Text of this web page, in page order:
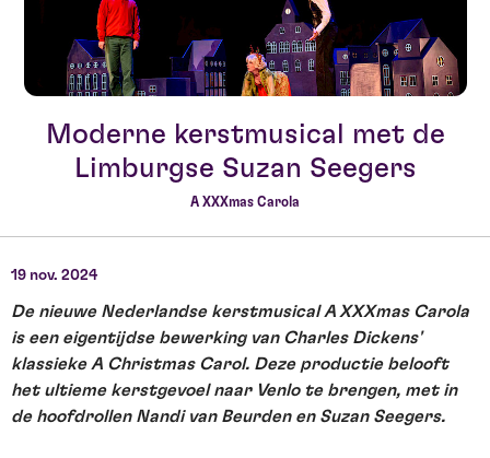
Moderne kerstmusical met de
Limburgse Suzan Seegers
A XXXmas Carola
19 nov. 2024
De nieuwe Nederlandse kerstmusical A XXXmas Carola
is een eigentijdse bewerking van Charles Dickens'
klassieke A Christmas Carol. Deze productie belooft
het ultieme kerstgevoel naar Venlo te brengen, met in
de hoofdrollen Nandi van Beurden en Suzan Seegers.